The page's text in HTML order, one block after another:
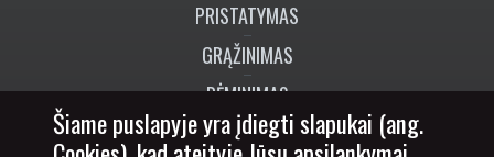
PRISTATYMAS
GRĄŽINIMAS
RĖMINIMAS
DOVANŲ KUPONAI
Šiame puslapyje yra įdiegti slapukai (ang.